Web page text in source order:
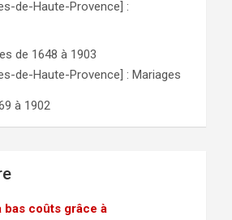
de-Haute-Provence] :
de 1648 à 1903
de-Haute-Provence] : Mariages
à 1902
bas coûts grâce à